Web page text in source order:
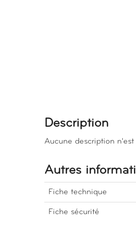
Description
Aucune description
Autres
Fiche technique
Fiche sécurité